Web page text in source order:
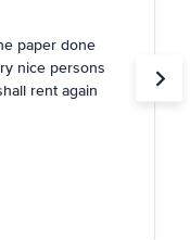
paper done
nice persons
rent again